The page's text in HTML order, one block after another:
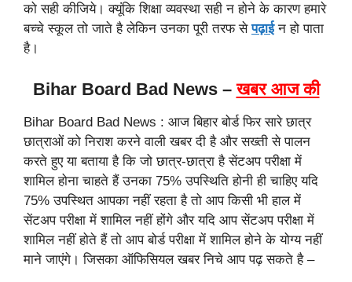
को सही कीजिये। क्यूंकि शिक्षा व्यवस्था सही न होने के कारण हमारे
बच्चे स्कूल तो जाते है लेकिन उनका पूरी तरफ सेपढ़ाईन हो पाता
है।
Bihar Board Bad News –खबर आज की
Bihar Board Bad News : आज बिहार बोर्ड फिर सारे छात्र
छात्राओं को निराश करने वाली खबर दी है और सख्ती से पालन
करते हुए या बताया है कि जो छात्र-छात्रा है सेंटअप परीक्षा में
शामिल होना चाहते हैं उनका 75% उपस्थिति होनी ही चाहिए यदि
75% उपस्थित आपका नहीं रहता है तो आप किसी भी हाल में
सेंटअप परीक्षा में शामिल नहीं होंगे और यदि आप सेंटअप परीक्षा में
शामिल नहीं होते हैं तो आप बोर्ड परीक्षा में शामिल होने के योग्य नहीं
माने जाएंगे। जिसका ऑफिसियल खबर निचे आप पढ़ सकते है –